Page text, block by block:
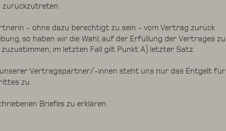
zurückzutreten.
- ohne dazu berechtigt zu sein - vom Vertrag zurück
so haben wir die Wahl, auf der Erfüllung der Vertrages zu
im letzten Fall gilt Punkt A) letzter Satz.
Vertragspartner/-innen steht uns nur das Entgelt für
zu.
Briefes zu erklären.